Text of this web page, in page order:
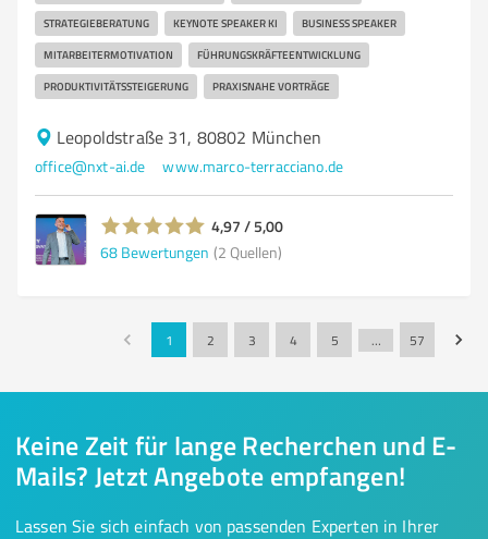
STRATEGIEBERATUNG KEYNOTE SPEAKER KI BUSINESS SPEAKER
MITARBEITERMOTIVATION FÜHRUNGSKRÄFTEENTWICKLUNG
PRODUKTIVITÄTSSTEIGERUNG PRAXISNAHE VORTRÄGE
Leopoldstraße 31, 80802 München
office@nxt-ai.de www.marco-terracciano.de
4,97 / 5,00
68 Bewertungen (2 Quellen)
1 2 3 4 5 … 57
Keine Zeit für lange Recherchen und E-
Mails? Jetzt Angebote empfangen!
Lassen Sie sich einfach von passenden Experten in Ihrer